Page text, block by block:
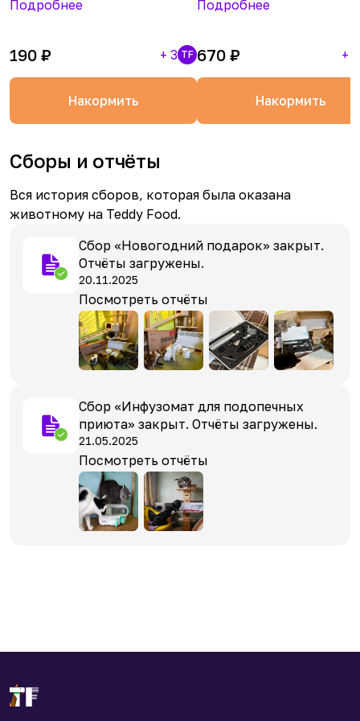
Подробнее
190 ₽ + 3 TF
Накормить
Подробнее
670 ₽ +
Накормить
Сборы и отчёты
Вся история сборов, которая была оказана
животному на Teddy Food.
Сбор «Новогодний подарок» закрыт.
Отчёты загружены.
20.11.2025
Посмотреть отчёты
Сбор «Инфузомат для подопечных
приюта» закрыт. Отчёты загружены.
21.05.2025
Посмотреть отчёты